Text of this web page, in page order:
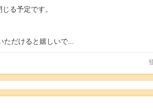
る予定です。
だけると嬉しいで...